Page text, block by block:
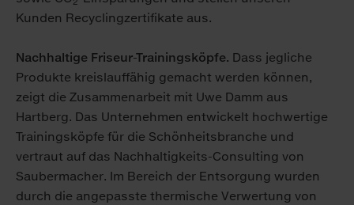
Kunden Recyclingzertifikate aus.
Nachhaltige Friseur-Trainingsköpfe. Dass jegliche
Produkte kreislauffähig gemacht werden können,
zeigt die Zusammenarbeit mit Uwe Damm aus
Hartberg. Das Unternehmen entwickelt hochwertige
Trainingsköpfe für die Schönheitsbranche und
vertraut auf das Nachhaltigkeits-Consulting von
Saubermacher. Im Bereich der Entsorgung wurden
durch die angepasste thermische Verwertung von